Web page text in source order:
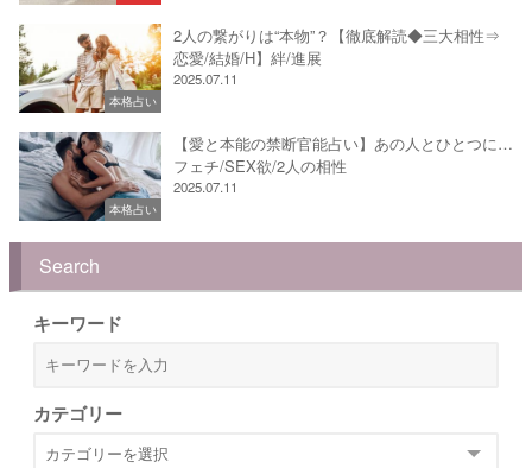
本格占い
2人の繋がりは“本物”？【徹底解読◆三大相性⇒
恋愛/結婚/H】絆/進展
2025.07.11
本格占い
【愛と本能の禁断官能占い】あの人とひとつに…
フェチ/SEX欲/2人の相性
2025.07.11
Search
キーワード
カテゴリー